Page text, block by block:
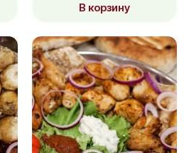
В корзину